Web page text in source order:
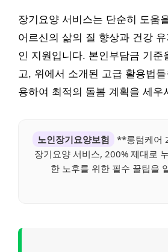
장기요양 서비스는 단순히 도움
어르신의 삶의 질 향상과 건강
인 지원입니다. 본인부담금 기준
고, 위에서 소개된 고급 활용법
용하여 최적의 돌봄 계획을 세우
노인장기요양보험
**롱텀케어
장기요양 서비스, 200% 제대로
한 노후를 위한 필수 꿀팁을